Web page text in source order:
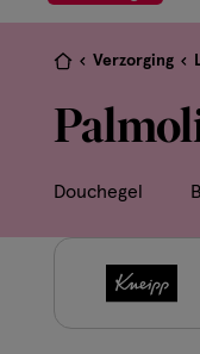
naar
de
ga
naar
Je
hier:
Verzorging
Douchegel